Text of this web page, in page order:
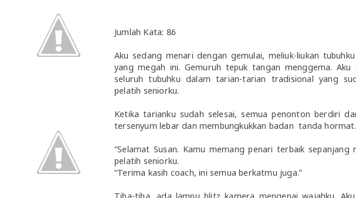
Jumlah Kata: 86
Aku sedang menari dengan gemulai, meliuk-liukan
yang megah ini. Gemuruh tepuk tangan menggema. Aku
seluruh tubuhku dalam tarian-tarian tradisional yang
pelatih seniorku.
Ketika tarianku sudah selesai, semua penonton berdiri
tersenyum lebar dan membungkukkan badan tanda hormat.
“Selamat Susan. Kamu memang penari terbaik sepanjang
pelatih seniorku.
“Terima kasih coach, ini semua berkatmu juga.”